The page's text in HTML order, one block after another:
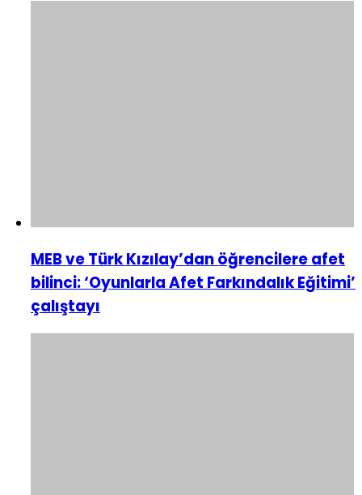
MEB ve Türk Kızılay’dan öğrencilere afet
bilinci: ‘Oyunlarla Afet Farkındalık Eğitimi’
çalıştayı